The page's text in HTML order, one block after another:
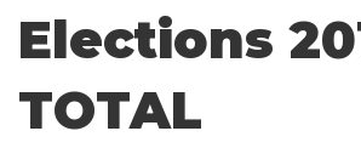
Elections
TOTAL